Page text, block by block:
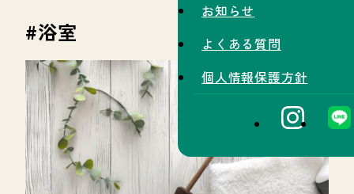
お知らせ
よくある質問
個人情報保護方針
#浴室